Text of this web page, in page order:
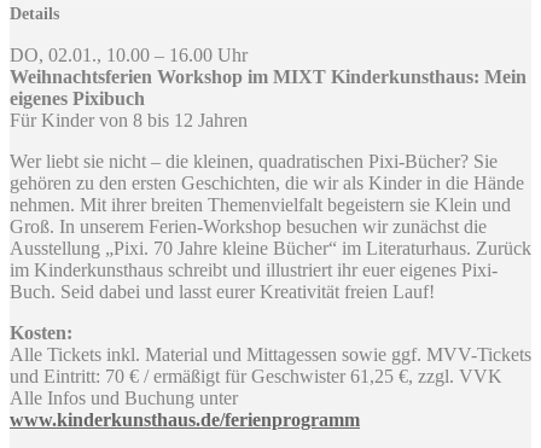
Details
DO, 02.01., 10.00 – 16.00 Uhr
Weihnachtsferien Workshop im MIXT Kinderkunsthaus: Mein
eigenes Pixibuch
Für Kinder von 8 bis 12 Jahren
Wer liebt sie nicht – die kleinen, quadratischen Pixi-Bücher? Sie
gehören zu den ersten Geschichten, die wir als Kinder in die Hände
nehmen. Mit ihrer breiten Themenvielfalt begeistern sie Klein und
Groß. In unserem Ferien-Workshop besuchen wir zunächst die
Ausstellung „Pixi. 70 Jahre kleine Bücher“ im Literaturhaus. Zurück
im Kinderkunsthaus schreibt und illustriert ihr euer eigenes Pixi-
Buch. Seid dabei und lasst eurer Kreativität freien Lauf!
Kosten:
Alle Tickets inkl. Material und Mittagessen sowie ggf. MVV-Tickets
und Eintritt: 70 € / ermäßigt für Geschwister 61,25 €, zzgl. VVK
Alle Infos und Buchung unter
www.kinderkunsthaus.de/ferienprogramm